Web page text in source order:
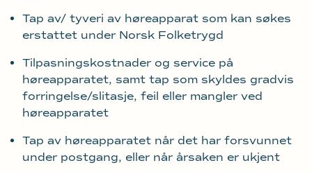
Tap av/ tyveri av høreapparat som kan søkes
erstattet under Norsk Folketrygd
Tilpasningskostnader og service på
høreapparatet, samt tap som skyldes gradvis
forringelse/slitasje, feil eller mangler ved
høreapparatet
Tap av høreapparatet når det har forsvunnet
under postgang, eller når årsaken er ukjent